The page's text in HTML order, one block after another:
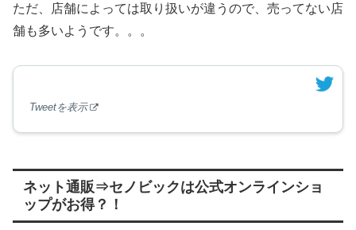
ただ、店舗によっては取り扱いが違うので、売ってない店
舗も多いようです。。。
Tweetを表示
ネット通販⇒セノビックは公式オンラインショ
ップがお得？！